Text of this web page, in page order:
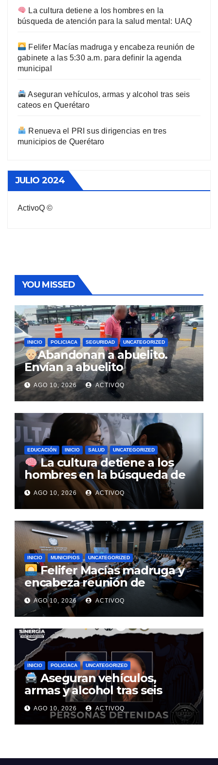
La cultura detiene a los hombres en la
búsqueda de atención para la salud mental: UAQ
Felifer Macías madruga y encabeza reunión de
gabinete a las 5:30 a.m. para definir la agenda
municipal
Aseguran vehículos, armas y alcohol tras seis
cateos en Querétaro
Renueva el PRI sus dirigencias en tres
municipios de Querétaro
JULIO 2024
ActivoQ ©
YOU MISSED
INICIO POLICIACA SEGURIDAD UNCATEGORIZED
Abandonan a abuelito.
Envían a abuelito
desorientado en taxi de
aplicación y nadie sale a
recibirlo
AGO 10, 2026 ACTIVOQ
EDUCACIÓN INICIO SALUD UNCATEGORIZED
La cultura detiene a los
hombres en la búsqueda de
atención para la salud
mental: UAQ
AGO 10, 2026 ACTIVOQ
INICIO MUNICIPIOS UNCATEGORIZED
Felifer Macías madruga y
encabeza reunión de
gabinete a las 5:30 a.m. para
definir la agenda municipal
AGO 10, 2026 ACTIVOQ
INICIO POLICIACA UNCATEGORIZED
Aseguran vehículos,
armas y alcohol tras seis
cateos en Querétaro
AGO 10, 2026 ACTIVOQ